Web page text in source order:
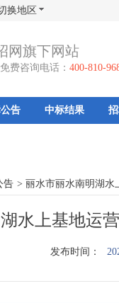
换地区
网旗下网站
费咨询电话： 400-810-
告 中标结果
告 > 丽水市丽水南明湖水
水上基地运
发布时间：